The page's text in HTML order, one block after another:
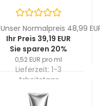
Unser Normalpreis 48,99
Ihr Preis 39,19 EUR
Sie sparen 20%
0,52 EUR pro ml
Lieferzeit: 1-3
Arbeitstage